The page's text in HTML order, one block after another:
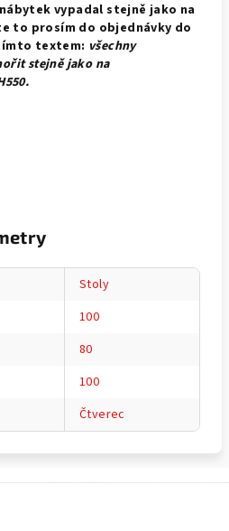
vypadal stejně jako na
prosím do objednávky do
textem: všechny
stejně jako na
Stoly
100
80
100
Čtverec